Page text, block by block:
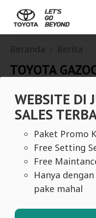
WEBSITE DI
SALES
Paket Promo
Free Setting
Free
Hanya dengan
pake mahal
Beranda Berita
TOYOTA
W2RC 2023